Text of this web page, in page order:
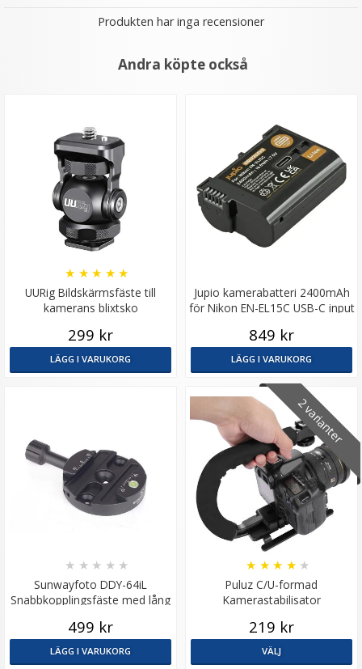
Produkten har inga recensioner
Andra köpte också
UURig Bildskärmsfäste till
kamerans blixtsko
★ ★ ★ ★ ★
299 kr
LÄGG I VARUKORG
Jupio kamerabatteri 2400mAh
för Nikon EN-EL15C USB-C input
849 kr
LÄGG I VARUKORG
Sunwayfoto DDY-64iL
Snabbkopplingsfäste med lång
★ ★ ★ ★ ★
499 kr
LÄGG I VARUKORG
2 varianter
Puluz C/U-formad
Kamerastabilisator
★ ★ ★ ★ ★
219 kr
VÄLJ